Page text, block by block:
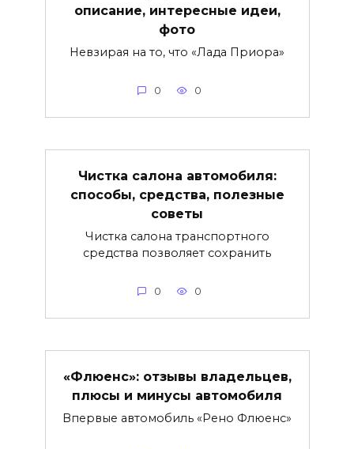
описание, интересные идеи,
фото
Невзирая на то, что «Лада Приора»
0 0
Чистка салона автомобиля:
способы, средства, полезные
советы
Чистка салона транспортного
средства позволяет сохранить
0 0
«Флюенс»: отзывы владельцев,
плюсы и минусы автомобиля
Впервые автомобиль «Рено Флюенс»